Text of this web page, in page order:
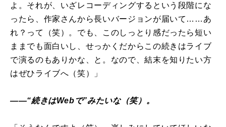
よ。それが、いざレコーディングするという段階にな
ったら、作家さんから長いバージョンが届いて……あ
れ？って（笑）。でも、このしっとり感だったら短い
ままでも面白いし、せっかくだからこの続きはライブ
で演るのもありかな、と。なので、結末を知りたい方
はぜひライブへ（笑）」
――“続きはWebで”みたいな（笑）。